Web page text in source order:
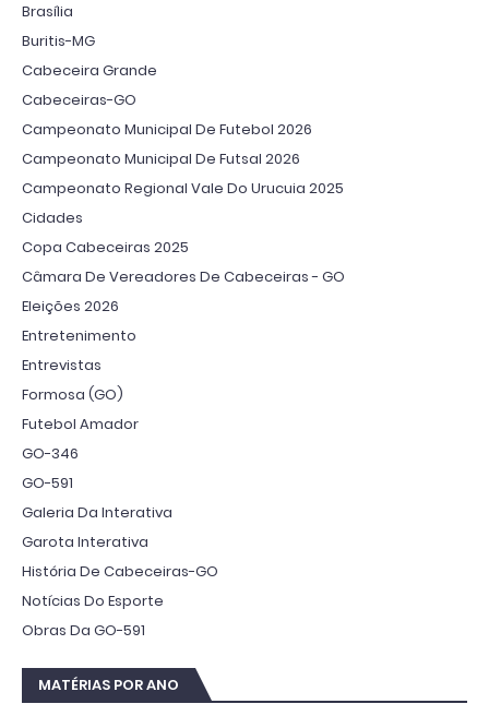
Brasília
Buritis-MG
Cabeceira Grande
Cabeceiras-GO
Campeonato Municipal De Futebol 2026
Campeonato Municipal De Futsal 2026
Campeonato Regional Vale Do Urucuia 2025
Cidades
Copa Cabeceiras 2025
Câmara De Vereadores De Cabeceiras - GO
Eleições 2026
Entretenimento
Entrevistas
Formosa (GO)
Futebol Amador
GO-346
GO-591
Galeria Da Interativa
Garota Interativa
História De Cabeceiras-GO
Notícias Do Esporte
Obras Da GO-591
MATÉRIAS POR ANO